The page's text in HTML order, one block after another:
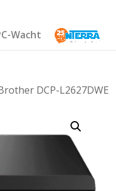
Wacht
DCP-L2627DWE